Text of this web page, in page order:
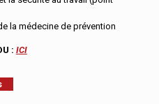
la médecine de prévention
: ICI